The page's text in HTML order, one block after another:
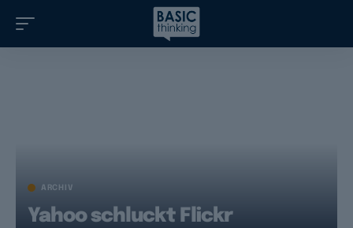
ARCHIV
Yahoo schluckt Flickr